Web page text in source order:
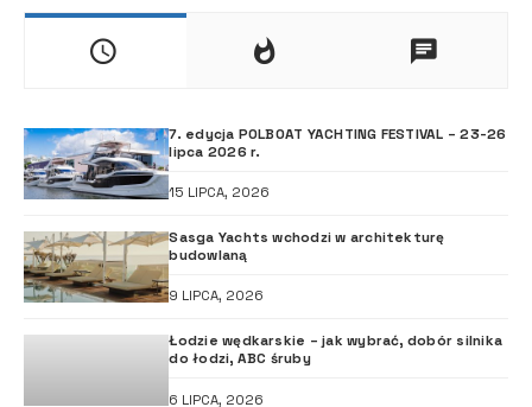
7. edycja POLBOAT YACHTING FESTIVAL – 23-26
lipca 2026 r.
15 LIPCA, 2026
Sasga Yachts wchodzi w architekturę
budowlaną
9 LIPCA, 2026
Łodzie wędkarskie – jak wybrać, dobór silnika
do łodzi, ABC śruby
6 LIPCA, 2026